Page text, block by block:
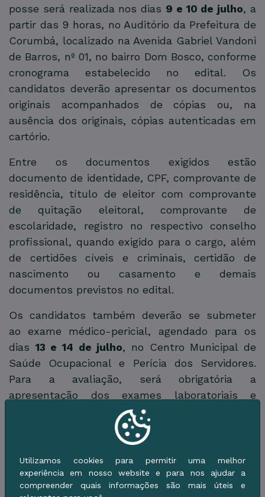
posse será realizada nos dias 9 e 10 de julho, a
partir das 9 horas, no Auditório da Prefeitura de
Corumbá, localizado na Avenida Gabriel Vandoni
de Barros, nº 01, no bairro Dom Bosco, conforme
cronograma estabelecido no edital. Os
candidatos deverão apresentar os documentos
originais acompanhados de cópias ou, na
ausência dos originais, cópias autenticadas em
cartório.
Entre os documentos exigidos estão
documento de identidade, CPF, comprovante de
residência, título de eleitor com comprovante
de quitação eleitoral, comprovante de
escolaridade, registro no respectivo conselho
profissional, quando exigido para o cargo, além
de certidões cíveis e criminais, certidão de
nascimento ou casamento e demais
documentos previstos no edital.
Os candidatos também deverão se submeter
ao exame médico-pericial, agendado para os
dias 13 e 14 de julho, no Centro Municipal de
Saúde Ocupacional e Perícia dos Servidores.
Para a avaliação, será obrigatória a
apresentação dos exames laboratoriais e
complementares previstos no edital, incluindo
hemograma, glicemia, eletrocardiograma,
radiografias, avaliação psicológica e demais
laudos solicitados. Os exames deverão ter sido
realizados há menos de 90 dias e serão
custeados pelos próprios candidatos. O não
Utilizamos cookies para permitir uma melhor
experiência em nosso website e para nos ajudar a
compreender quais informações são mais úteis e